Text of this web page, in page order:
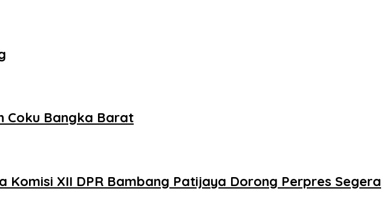
Coku Bangka Barat
XII DPR Bambang Patijaya Dorong Perpres Segera